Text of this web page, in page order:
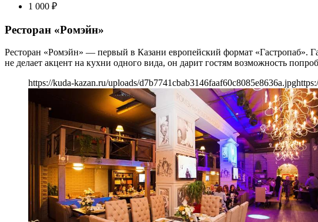
1 000 ₽
Ресторан «Ромэйн»
Ресторан «Ромэйн» — первый в Казани европейский формат «Гастропаб».
не делает акцент на кухни одного вида, он дарит гостям возможность
https://kuda-kazan.ru/uploads/d7b7741cbab3146faaf60c8085e8636a.jpg